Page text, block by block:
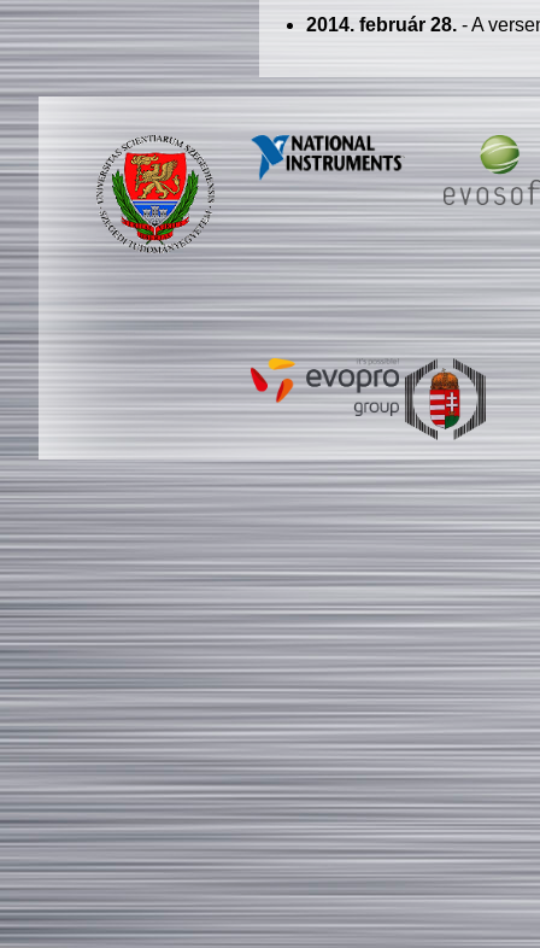
2014. február 28.- A